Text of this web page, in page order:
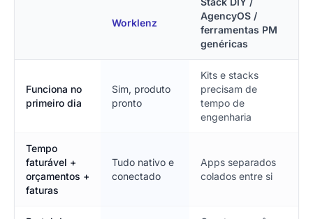
Worklenz
AgencyOS /
ferramentas PM
genéricas
Funciona no
primeiro dia
Sim, produto
pronto
Kits e stacks
precisam de
tempo de
engenharia
Tempo
faturável +
orçamentos +
faturas
Tudo nativo e
conectado
Apps separados
colados entre si